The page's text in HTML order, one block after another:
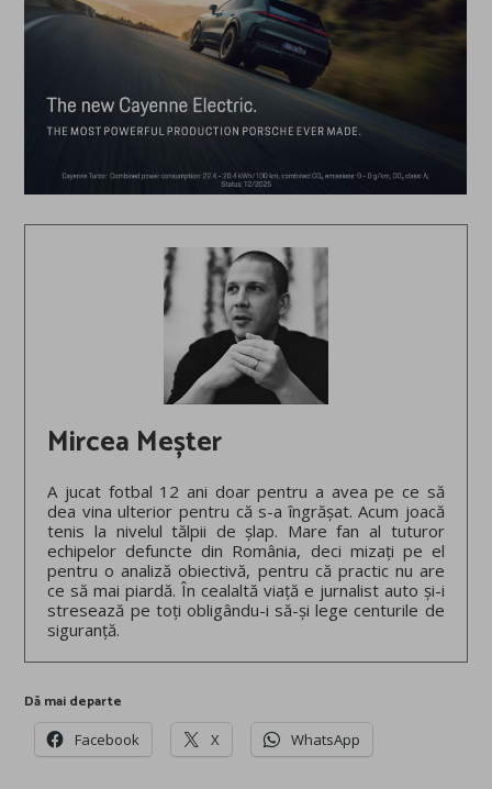
Mircea Meșter
A jucat fotbal 12 ani doar pentru a avea pe ce să
dea vina ulterior pentru că s-a îngrășat. Acum joacă
tenis la nivelul tălpii de șlap. Mare fan al tuturor
echipelor defuncte din România, deci mizați pe el
pentru o analiză obiectivă, pentru că practic nu are
ce să mai piardă. În cealaltă viață e jurnalist auto și-i
stresează pe toți obligându-i să-și lege centurile de
siguranță.
Dă mai departe
Facebook X WhatsApp